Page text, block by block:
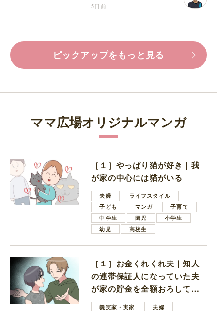
5日前
ピックアップをもっと見る
ママ広場オリジナルマンガ
［１］やっぱり猫が好き｜我
が家の中心には猫がいる
夫婦
ライフスタイル
子ども
マンガ
子育て
中学生
園児
小学生
幼児
高校生
［１］お金くれくれ夫｜知人
の連帯保証人になっていた夫
が家の貯金を全額おろしてほ
しいと言ってきた
義実家・実家
夫婦